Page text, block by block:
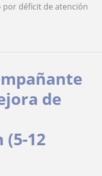
por déficit de atención
de
12